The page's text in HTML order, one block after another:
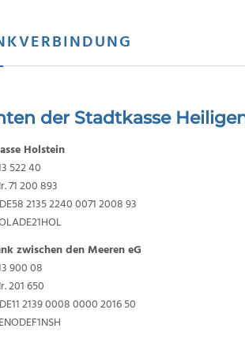
der Stadtkasse
Holstein
522 40
71 200 893
2135 2240 0071 2008 93
zwischen den Meeren eG
900 08
201 650
2139 0008 0000 2016 50